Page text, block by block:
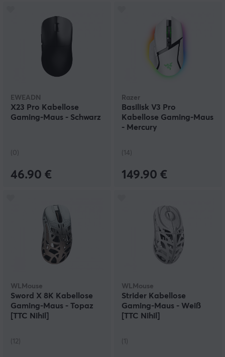
EWEADN
X23 Pro Kabellose
Gaming-Maus - Schwarz
(0)
46.90 €
Razer
Basilisk V3 Pro
Kabellose Gaming-Maus
- Mercury
(14)
149.90 €
WLMouse
Sword X 8K Kabellose
Gaming-Maus - Topaz
[TTC Nihil]
(12)
WLMouse
Strider Kabellose
Gaming-Maus - Weiß
[TTC Nihil]
(1)